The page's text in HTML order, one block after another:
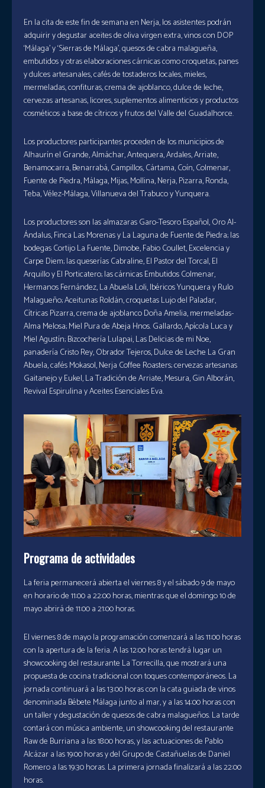
En la cita de este fin de semana en Nerja, los asistentes podrán
adquirir y degustar aceites de oliva virgen extra, vinos con DOP
‘Málaga’ y ‘Sierras de Málaga’, quesos de cabra malagueña,
embutidos y otras elaboraciones cárnicas como croquetas, panes
y dulces artesanales, cafés de tostaderos locales, mieles,
mermeladas, confituras, crema de ajoblanco, dulce de leche,
cervezas artesanas, licores, suplementos alimenticios y productos
cosméticos a base de cítricos y frutos del Valle del Guadalhorce.
Los productores participantes proceden de los municipios de
Alhaurín el Grande, Almáchar, Antequera, Ardales, Arriate,
Benamocarra, Benarrabá, Campillos, Cártama, Coín, Colmenar,
Fuente de Piedra, Málaga, Mijas, Mollina, Nerja, Pizarra, Ronda,
Teba, Vélez-Málaga, Villanueva del Trabuco y Yunquera.
Los productores son las almazaras Garo-Tesoro Español, Oro Al-
Ándalus, Finca Las Morenas y La Laguna de Fuente de Piedra; las
bodegas Cortijo La Fuente, Dimobe, Fabio Coullet, Excelencia y
Carpe Diem; las queserías Cabraline, El Pastor del Torcal, El
Arquillo y El Porticatero; las cárnicas Embutidos Colmenar,
Hermanos Fernández, La Abuela Loli, Ibéricos Yunquera y Rulo
Malagueño; Aceitunas Roldán, croquetas Lujo del Paladar,
Cítricas Pizarra, crema de ajoblanco Doña Amelia, mermeladas-
Alma Melosa; Miel Pura de Abeja Hnos. Gallardo, Apícola Luca y
Miel Agustín; Bizcochería Lulapai, Las Delicias de mi Noe,
panadería Cristo Rey, Obrador Tejeros, Dulce de Leche La Gran
Abuela, cafés Mokasol, Nerja Coffee Roasters; cervezas artesanas
Gaitanejo y Eukel, La Tradición de Arriate, Mesura, Gin Alborán,
Revival Espirulina y Aceites Esenciales Eva.
Programa de actividades
La feria permanecerá abierta el viernes 8 y el sábado 9 de mayo
en horario de 11:00 a 22:00 horas, mientras que el domingo 10 de
mayo abrirá de 11:00 a 21:00 horas.
El viernes 8 de mayo la programación comenzará a las 11:00 horas
con la apertura de la feria. A las 12:00 horas tendrá lugar un
showcooking del restaurante La Torrecilla, que mostrará una
propuesta de cocina tradicional con toques contemporáneos. La
jornada continuará a las 13:00 horas con la cata guiada de vinos
denominada Bébete Málaga junto al mar, y a las 14:00 horas con
un taller y degustación de quesos de cabra malagueños. La tarde
contará con música ambiente, un showcooking del restaurante
Raw de Burriana a las 18:00 horas, y las actuaciones de Pablo
Alcázar a las 19:00 horas y del Grupo de Castañuelas de Daniel
Romero a las 19:30 horas. La primera jornada finalizará a las 22:00
horas.